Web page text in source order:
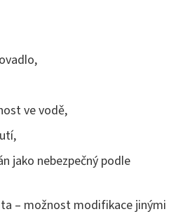
ve vodě,
jako nebezpečný podle
– možnost modifikace jinými